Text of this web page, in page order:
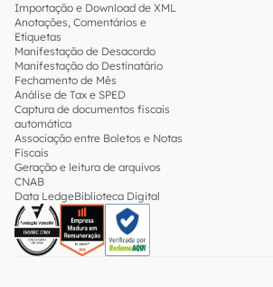
Importação e Download de XML
Anotações, Comentários e
Etiquetas
Manifestação de Desacordo
Manifestação do Destinatário
Fechamento de Mês
Análise de Tax e SPED
Captura de documentos fiscais
automática
Associação entre Boletos e Notas
Fiscais
Geração e leitura de arquivos
CNAB
Data LedgeBiblioteca Digital